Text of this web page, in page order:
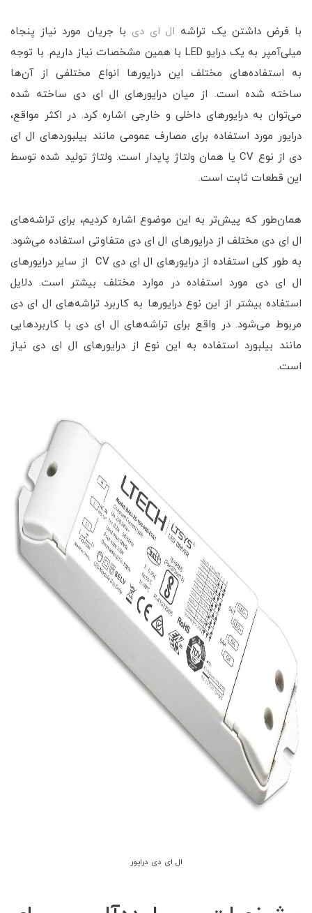
با فرض داشتن یک تراشه ال ای دی با جریان مورد نیاز پنجاه
میلی‌آمپر به یک درایو LED با همین مشخصات نیاز داریم. با توجه
به استفاده‌های مختلف این درایورها انواع مختلفی از آن‌ها
ساخته شده است. از میان درایورهای ال ای دی ساخته شده
می‌توان به درایورهای داخلی و خارجی اشاره کرد. در اکثر مواقع،
درایور مورد استفاده برای مصارف عمومی مانند بیلبوردهای ال ای
دی از نوع CV یا همان ولتاژ پایدار است. ولتاژ تولید شده توسط
این قطعات ثابت است.
همان‌طور که پیش‌تر به این موضوع اشاره کردیم، برای تراشه‌های
ال ای دی مختلف از درایورهای ال ای دی متفاوتی استفاده می‌شود.
به طور کلی استفاده از درایورهای ال ای دی CV از سایر درایورهای
ال ای دی مورد استفاده در موارد مختلف بیشتر است. دلایل
استفاده بیشتر از این نوع درایورها به کاربرد تراشه‌های ال ای دی
مربوط می‌شود. در واقع برای تراشه‌های ال ای دی با کاربردهایی
مانند بیلبورد استفاده به این نوع از درایورهای ال ای دی نیاز
است.
ال ای دی درایور